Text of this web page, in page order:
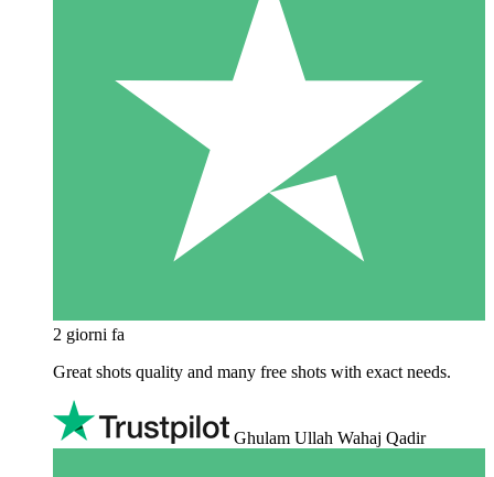
2 giorni fa
Great shots quality and many free shots with exact needs.
Ghulam Ullah Wahaj Qadir